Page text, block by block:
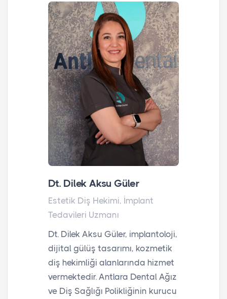
Dt. Dilek Aksu Güler
Estetik Diş Hekimi, İmplant
Tedavileri Uzmanı
Dt. Dilek Aksu Güler, implantoloji,
dijital gülüş tasarımı, kozmetik
diş hekimliği alanlarında hizmet
vermektedir. Antlara Dental Ağız
ve Diş Sağlığı Polikliğinin kurucu